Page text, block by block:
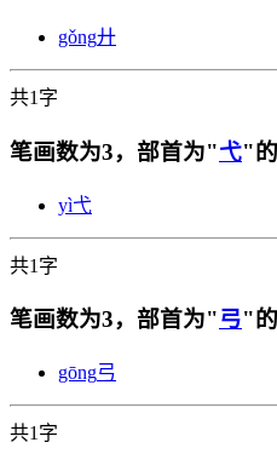
gǒng廾
共1字
笔画数为3，部首为"弋"
yì弋
共1字
笔画数为3，部首为"弓"
gōng弓
共1字